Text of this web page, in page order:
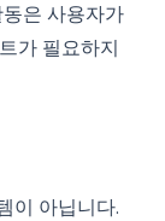
은 사용자가
가 필요하지
이 아닙니다.